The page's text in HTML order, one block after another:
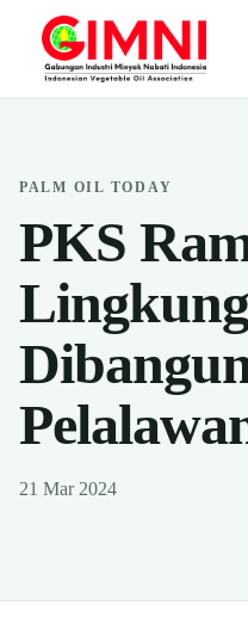
PALM OIL TODAY
PKS
21 Mar 2024